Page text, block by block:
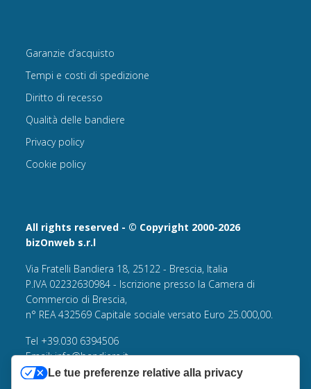
All rights reserved - © Copyright 2000-2026
bizOnweb s.r.l
Via Fratelli Bandiera 18, 25122 - Brescia, Italia
P.IVA 02232630984 - Iscrizione presso la Camera di
Commercio di Brescia,
n° REA 432569 Capitale sociale versato Euro 25.000,00.
Tel +39.030 6394506
Email:info@bandiere.it
PECbizonweb@mailcertiﬁcatapec.it
Garanzie d’acquisto
Tempi e costi di spedizione
Diritto di recesso
Qualità delle bandiere
Privacy policy
Cookie policy
Le tue preferenze relative alla privacy